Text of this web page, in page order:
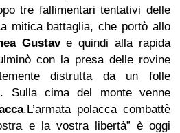
tre fallimentari tentativi delle
mitica battaglia, che portò allo
Gustave quindi alla rapida
con la presa delle rovine
distrutta da un folle
Sulla cima del monte venne
.L’armata polacca combattè
e la vostra libertà” è oggi